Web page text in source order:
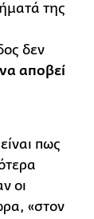
της
δεν
αποβεί
πως
οι
«στον